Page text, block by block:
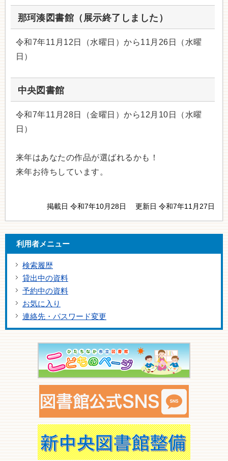
那珂湊図書館（展示終了しました）
令和7年11月12日（水曜日）から11月26日（水曜
日）
中央図書館
令和7年11月28日（金曜日）から12月10日（水曜
日）
来年はあなたの作品が選ばれるかも！
来年お待ちしています。
掲載日 令和7年10月28日 更新日 令和7年11月27日
利用者メニュー
検索履歴
貸出中の資料
予約中の資料
お気に入り
連絡先・パスワード変更